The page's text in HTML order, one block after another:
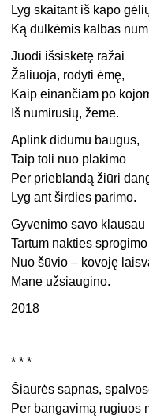
Lyg skaitant iš kapo
Ką dulkėmis kalbas
Juodi išsiskėtę ražai
Žaliuoja, rodyti ėmę,
Kaip einančiam po
Iš numirusių, žeme.
Aplink didumu baugus,
Taip toli nuo plakimo
Per prieblandą žiūri
Lyg ant širdies parimo.
Gyvenimo savo klausau
Tartum nakties sprogimo
Nuo šūvio – kovoję
Mane užsiaugino.
2018
* * *
Šiaurės sapnas,
Per bangavimą rugiuos